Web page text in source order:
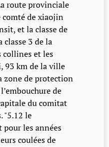
route provinciale
comté de xiaojin
et la classe de
classe 3 de la
collines et les
93 km de la ville
zone de protection
de
du comitat
"5.12 le
les années
coulées de